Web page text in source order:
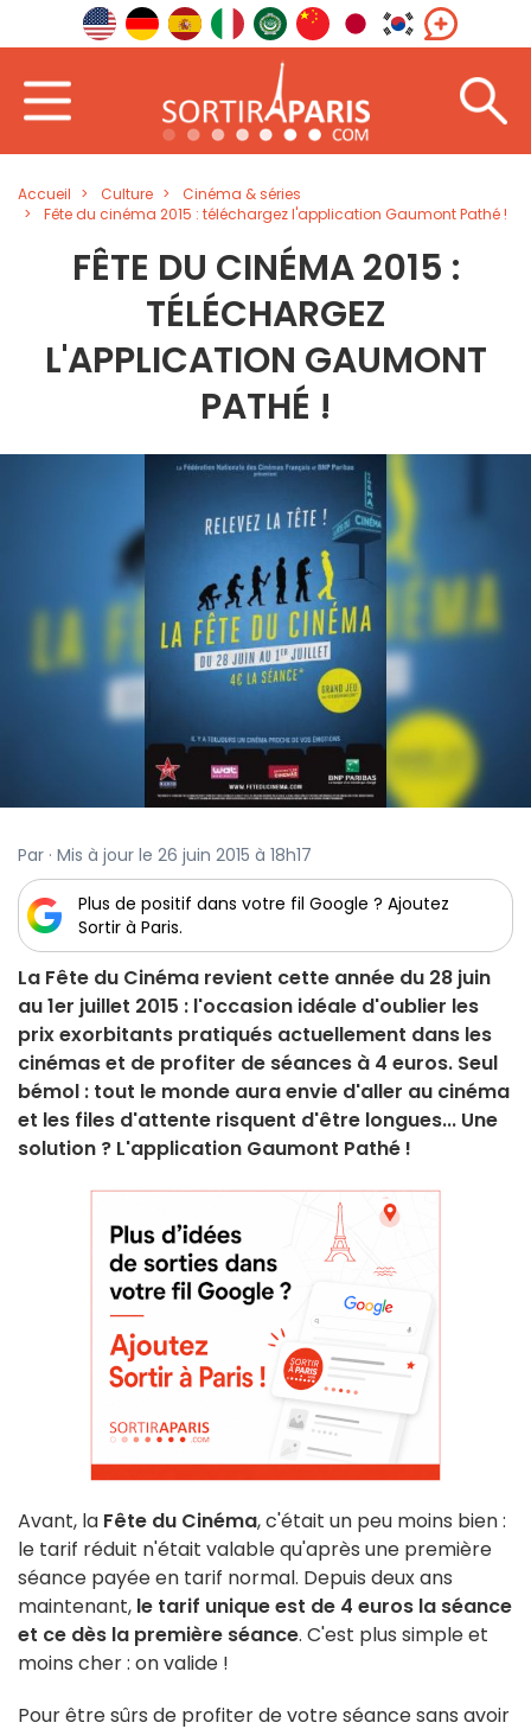
Accueil Culture
Cinéma & séries
Fête du cinéma 2015 : téléchargez l'application Gaumont Pathé !
FÊTE DU CINÉMA 2015 :
TÉLÉCHARGEZ
L'APPLICATION GAUMONT
PATHÉ !
Par · Mis à jour le 26 juin 2015 à 18h17
Plus de positif dans votre fil Google ? Ajoutez
Sortir à Paris.
La Fête du Cinéma revient cette année du 28 juin
au 1er juillet 2015 : l'occasion idéale d'oublier les
prix exorbitants pratiqués actuellement dans les
cinémas et de profiter de séances à 4 euros. Seul
bémol : tout le monde aura envie d'aller au cinéma
et les files d'attente risquent d'être longues... Une
solution ? L'application Gaumont Pathé !
Avant, la Fête du Cinéma, c'était un peu moins bien :
le tarif réduit n'était valable qu'après une première
séance payée en tarif normal. Depuis deux ans
maintenant, le tarif unique est de 4 euros la séance
et ce dès la première séance. C'est plus simple et
moins cher : on valide !
Pour être sûrs de profiter de votre séance sans avoir